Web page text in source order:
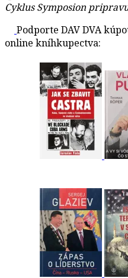
Cyklus Symposion
Podporte DAV DVA
online kníhkupectva: